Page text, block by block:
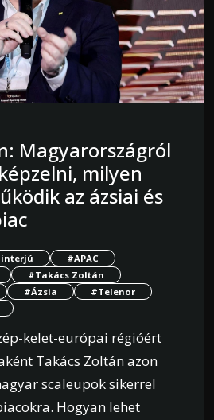
Magyarországról
milyen
az ázsiai és
#APAC
#Takács Zoltán
#Ázsia
#Telenor
kelet-európai régióért
Takács Zoltán azon
scaleupok sikerrel
Hogyan lehet